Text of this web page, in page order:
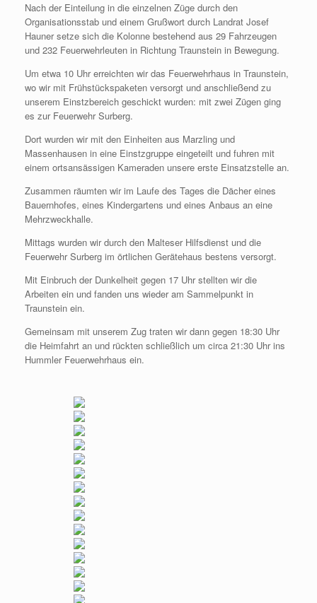
Nach der Einteilung in die einzelnen Züge durch den
Organisationsstab und einem Grußwort durch Landrat Josef
Hauner setze sich die Kolonne bestehend aus 29 Fahrzeugen
und 232 Feuerwehrleuten in Richtung Traunstein in Bewegung.
Um etwa 10 Uhr erreichten wir das Feuerwehrhaus in Traunstein,
wo wir mit Frühstückspaketen versorgt und anschließend zu
unserem Einstzbereich geschickt wurden: mit zwei Zügen ging
es zur Feuerwehr Surberg.
Dort wurden wir mit den Einheiten aus Marzling und
Massenhausen in eine Einstzgruppe eingeteilt und fuhren mit
einem ortsansässigen Kameraden unsere erste Einsatzstelle an.
Zusammen räumten wir im Laufe des Tages die Dächer eines
Bauernhofes, eines Kindergartens und eines Anbaus an eine
Mehrzweckhalle.
Mittags wurden wir durch den Malteser Hilfsdienst und die
Feuerwehr Surberg im örtlichen Gerätehaus bestens versorgt.
Mit Einbruch der Dunkelheit gegen 17 Uhr stellten wir die
Arbeiten ein und fanden uns wieder am Sammelpunkt in
Traunstein ein.
Gemeinsam mit unserem Zug traten wir dann gegen 18:30 Uhr
die Heimfahrt an und rückten schließlich um circa 21:30 Uhr ins
Hummler Feuerwehrhaus ein.